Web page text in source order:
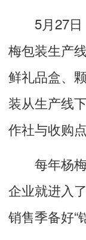
5月27日
梅包装生产
鲜礼品盒、
装从生产线
作社与收购点
每年杨梅
企业就进入
销售季备好“